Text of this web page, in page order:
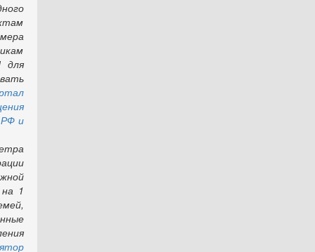
для
РФ и
1